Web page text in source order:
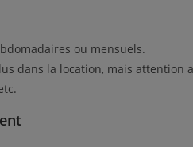
ou mensuels.
dans la location, mais attention